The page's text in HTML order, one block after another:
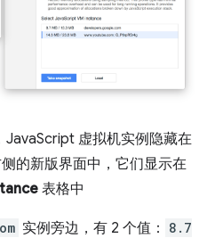
JavaScript 虚拟机实例隐藏在
的新版界面中，它们显示在
表格中
实例旁边，有 2 个值：
8.7